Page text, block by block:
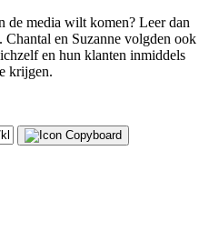
de media wilt komen? Leer dan
en Suzanne volgden ook
en hun klanten inmiddels
krijgen.